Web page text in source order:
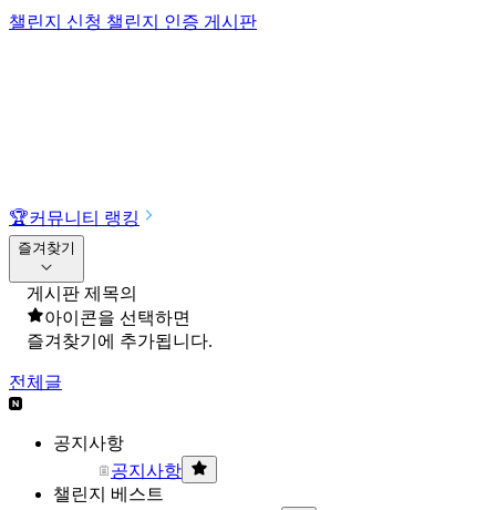
챌린지 신청 챌린지 인증 게시판
🏆커뮤니티 랭킹
즐겨찾기
게시판 제목의
아이콘을 선택하면
즐겨찾기에 추가됩니다.
전체글
공지사항
공지사항
챌린지 베스트